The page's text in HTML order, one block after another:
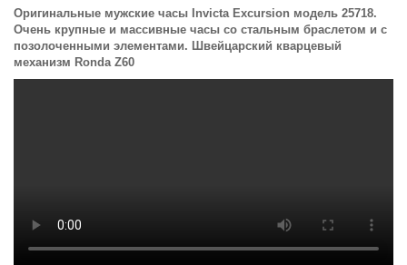
Оригинальные мужские часы Invicta Excursion модель 25718.
Очень крупные и массивные часы со стальным браслетом и с
позолоченными элементами. Швейцарский кварцевый
механизм Ronda Z60